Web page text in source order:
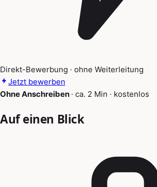
Direkt-Bewerbung · ohne Weiterleitung
Jetzt bewerben
Ohne Anschreiben · ca. 2 Min · kostenlos
Auf einen Blick